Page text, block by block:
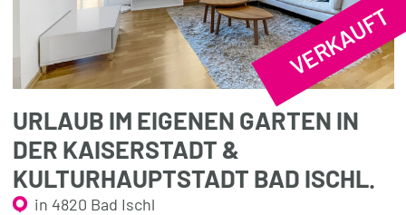
VERKAUFT
URLAUB IM EIGENEN GARTEN IN
DER KAISERSTADT &
KULTURHAUPTSTADT BAD ISCHL.
in 4820 Bad Ischl